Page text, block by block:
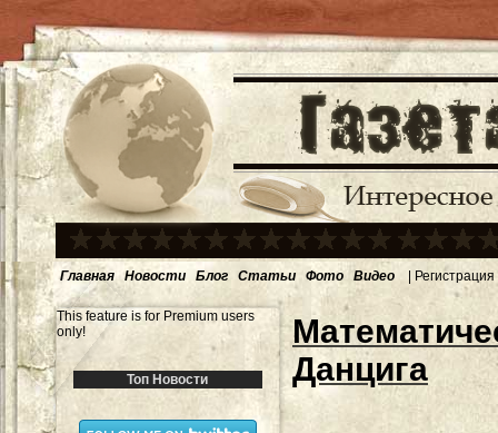
Главная Новости Блог Статьи Фото Видео | Регистрация
This feature is for Premium users
only!
Топ Новости
Данцига